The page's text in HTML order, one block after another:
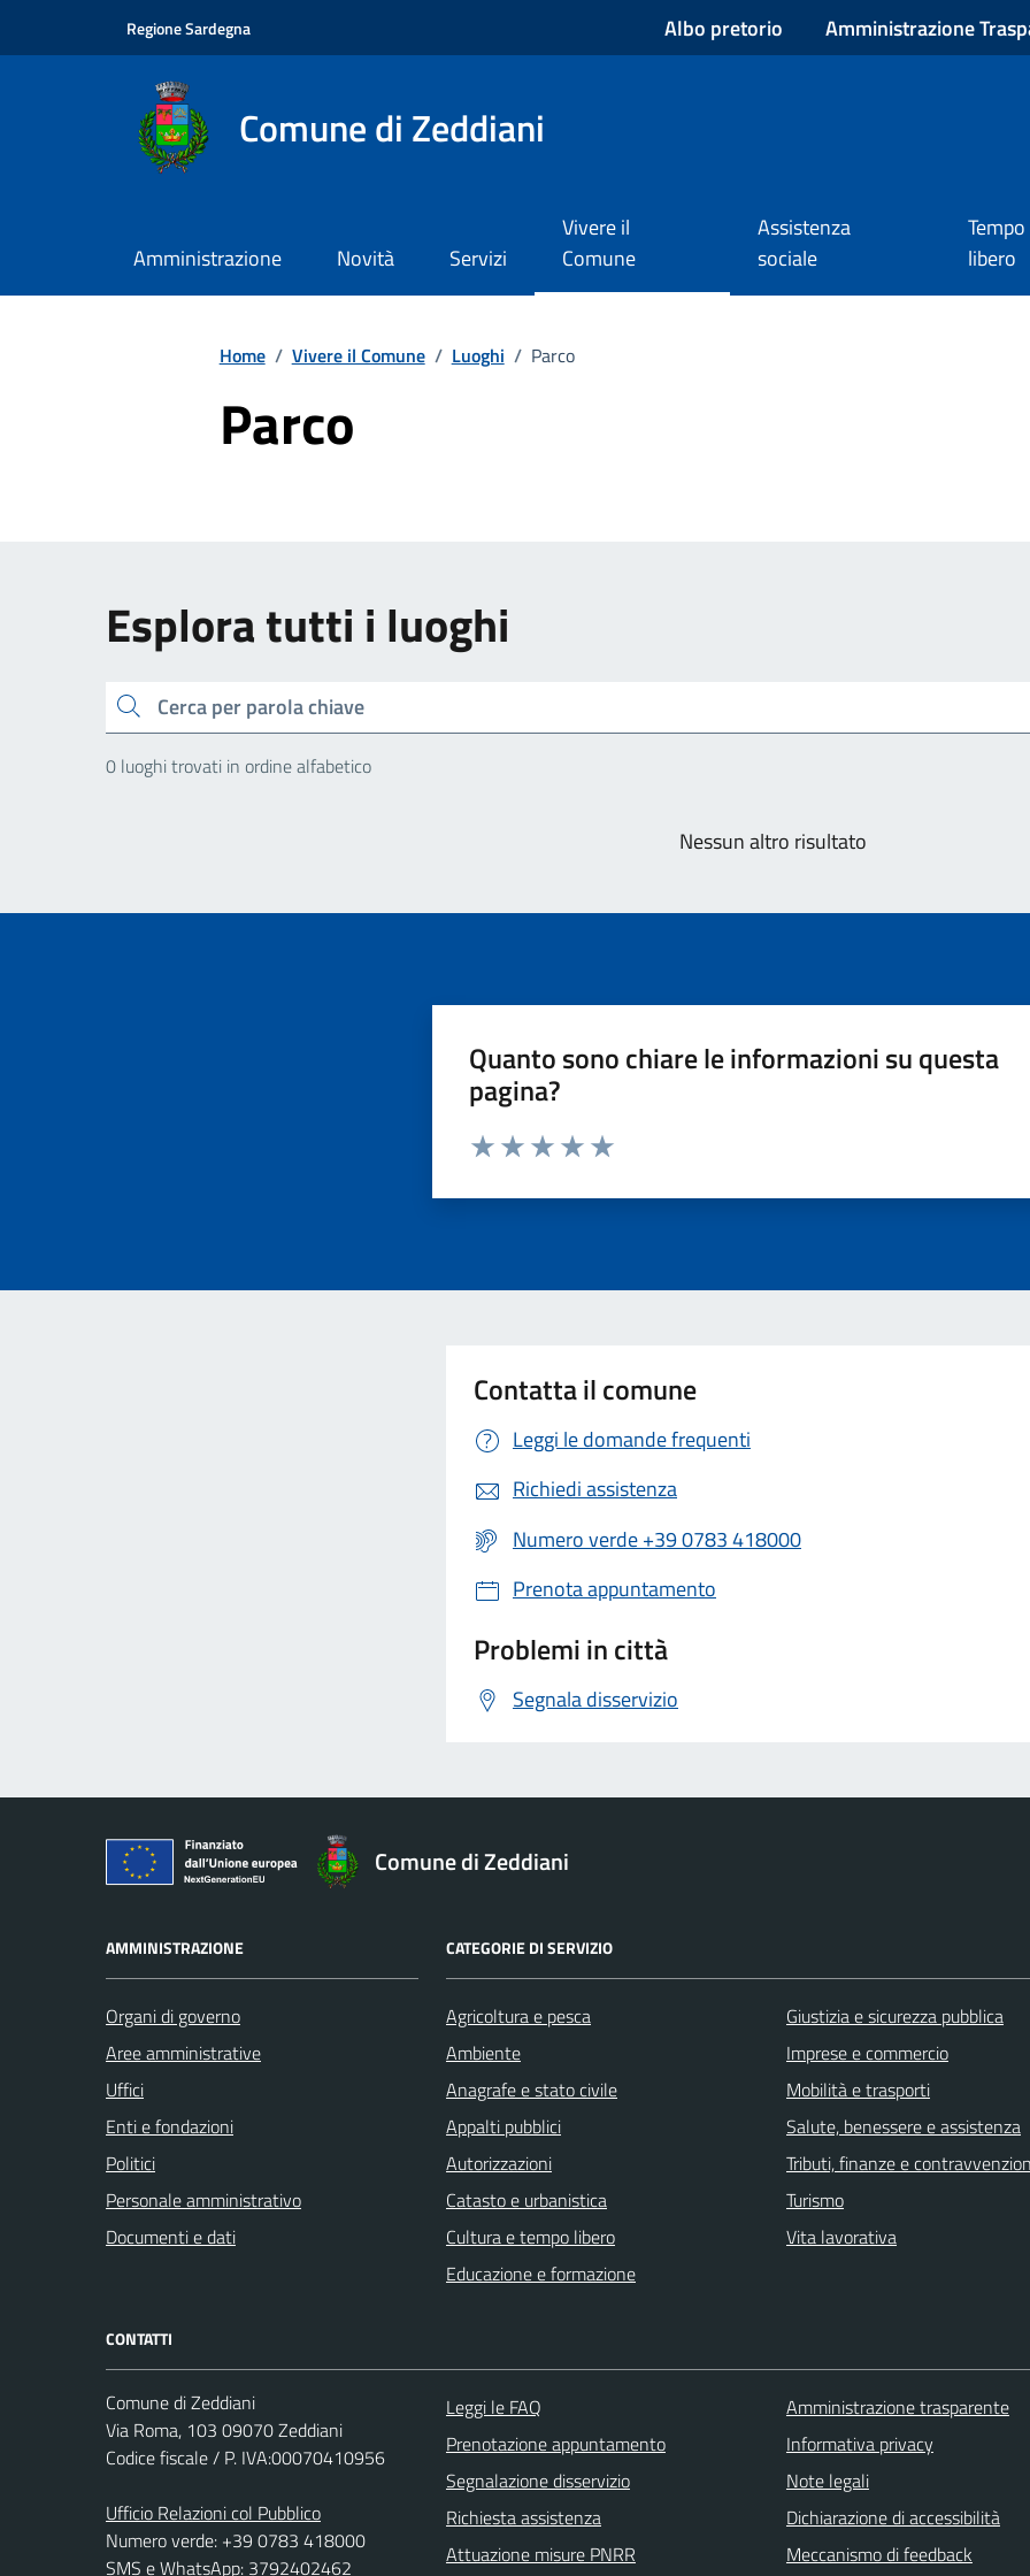
Regione Sardegna Albo pretorio Amministrazione
Comune di Zeddiani
Amministrazione Novità Servizi
Vivere il
Comune
Assistenza
sociale
Tempo
libero
Home / Vivere il Comune / Luoghi / Parco
Parco
Esplora tutti i luoghi
Cerca
0 luoghi trovati in ordine alfabetico
Nessun altro risultato
Quanto sono chiare le informazioni su questa
pagina?
Contatta il comune
Leggi le domande frequenti
Richiedi assistenza
Numero verde +39 0783 418000
Prenota appuntamento
Problemi in città
Segnala disservizio
Comune di Zeddiani
AMMINISTRAZIONE
Organi di governo
Aree amministrative
Uffici
Enti e fondazioni
Politici
Personale amministrativo
Documenti e dati
CATEGORIE DI SERVIZIO
Agricoltura e pesca
Ambiente
Anagrafe e stato civile
Appalti pubblici
Autorizzazioni
Catasto e urbanistica
Cultura e tempo libero
Educazione e formazione
Giustizia e sicurezza pubblica
Imprese e commercio
Mobilità e trasporti
Salute, benessere e assistenza
Tributi, finanze e
Turismo
Vita lavorativa
CONTATTI
Comune di Zeddiani
Via Roma, 103 09070 Zeddiani
Codice fiscale / P. IVA:00070410956
Ufficio Relazioni col Pubblico
Numero verde: +39 0783 418000
SMS e WhatsApp: 3792402462
Leggi le FAQ
Prenotazione appuntamento
Segnalazione disservizio
Richiesta assistenza
Attuazione misure PNRR
Amministrazione trasparente
Informativa privacy
Note legali
Dichiarazione di accessibilità
Meccanismo di feedback